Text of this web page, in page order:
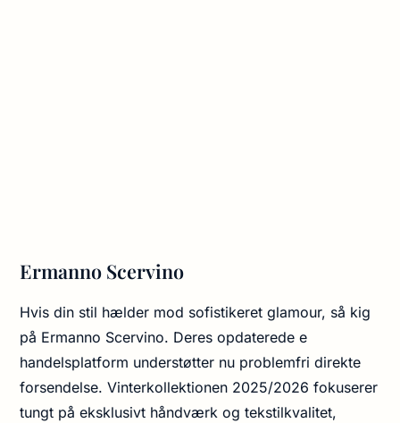
Ermanno Scervino
Hvis din stil hælder mod sofistikeret glamour, så kig
på Ermanno Scervino. Deres opdaterede e
handelsplatform understøtter nu problemfri direkte
forsendelse. Vinterkollektionen 2025/2026 fokuserer
tungt på eksklusivt håndværk og tekstilkvalitet,